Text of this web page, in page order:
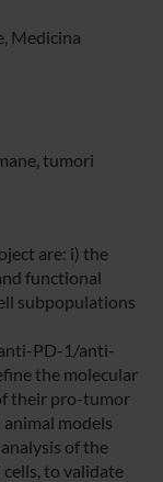
Medicina
tumori
are: i) the
functional
subpopulations
PD-1/anti-
the molecular
their pro-tumor
models
of the
to validate